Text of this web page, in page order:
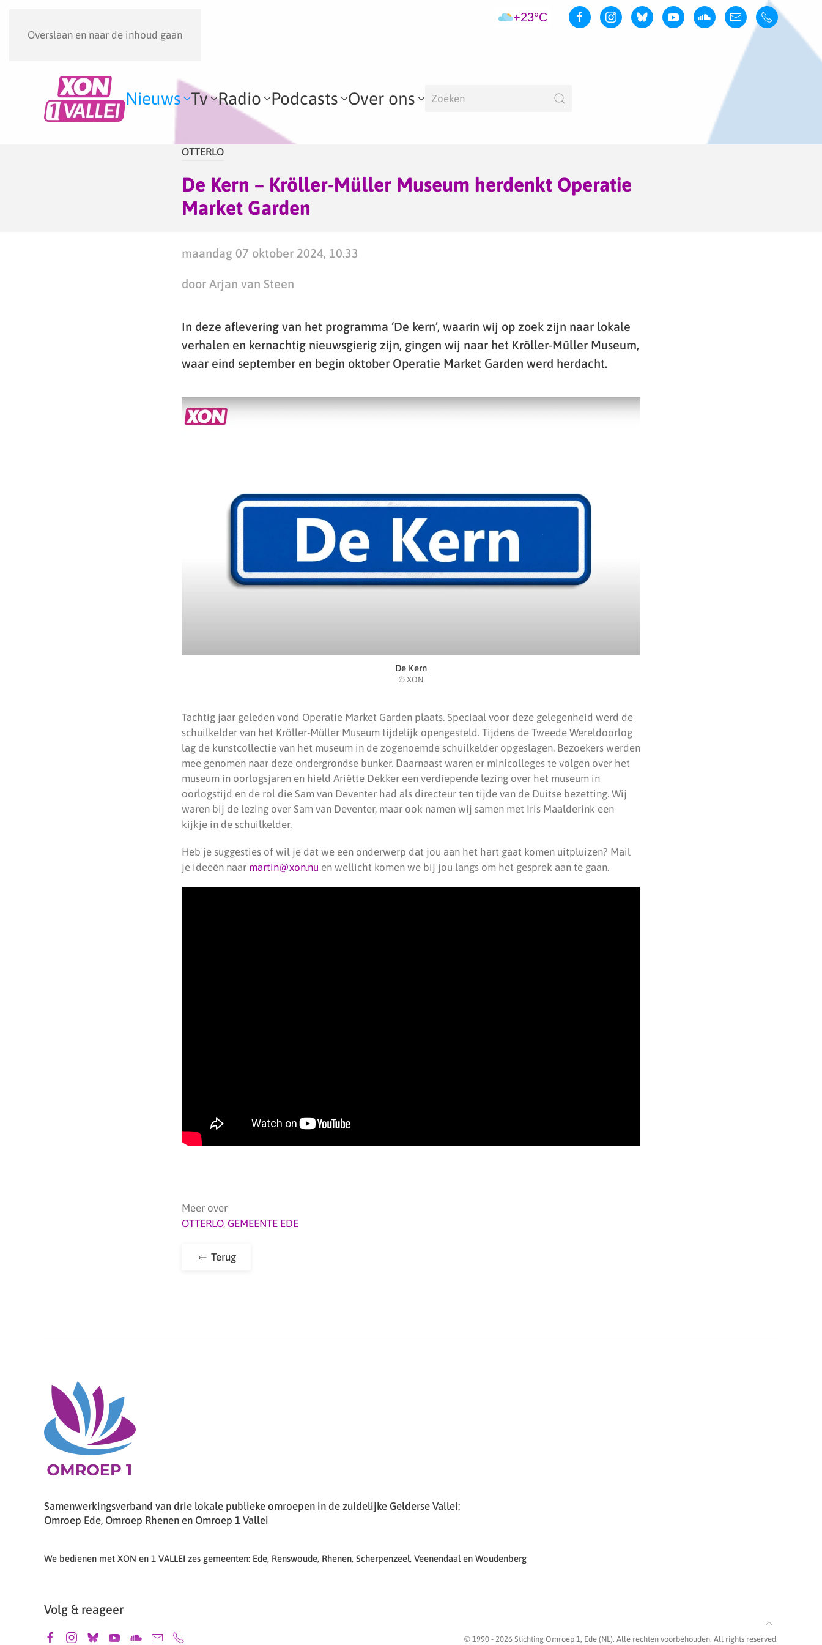
Overslaan en naar de inhoud gaan
+23°C
Nieuws Tv Radio Podcasts Over ons
OTTERLO
De Kern – Kröller-Müller Museum herdenkt Operatie
Market Garden
maandag 07 oktober 2024, 10.33
door Arjan van Steen
In deze aflevering van het programma ‘De kern’, waarin wij op zoek zijn naar lokale
verhalen en kernachtig nieuwsgierig zijn, gingen wij naar het Kröller-Müller Museum,
waar eind september en begin oktober Operatie Market Garden werd herdacht.
De Kern
© XON
Tachtig jaar geleden vond Operatie Market Garden plaats. Speciaal voor deze gelegenheid werd de
schuilkelder van het Kröller-Müller Museum tijdelijk opengesteld. Tijdens de Tweede Wereldoorlog
lag de kunstcollectie van het museum in de zogenoemde schuilkelder opgeslagen. Bezoekers werden
mee genomen naar deze ondergrondse bunker. Daarnaast waren er minicolleges te volgen over het
museum in oorlogsjaren en hield Ariëtte Dekker een verdiepende lezing over het museum in
oorlogstijd en de rol die Sam van Deventer had als directeur ten tijde van de Duitse bezetting. Wij
waren bij de lezing over Sam van Deventer, maar ook namen wij samen met Iris Maalderink een
kijkje in de schuilkelder.
Heb je suggesties of wil je dat we een onderwerp dat jou aan het hart gaat komen uitpluizen? Mail
je ideeën naar martin@xon.nu en wellicht komen we bij jou langs om het gesprek aan te gaan.
Meer over
OTTERLO, GEMEENTE EDE
Terug
Samenwerkingsverband van drie lokale publieke omroepen in de zuidelijke Gelderse Vallei:
Omroep Ede, Omroep Rhenen en Omroep 1 Vallei
We bedienen met XON en 1 VALLEI zes gemeenten: Ede, Renswoude, Rhenen, Scherpenzeel, Veenendaal en Woudenberg
Volg & reageer
© 1990 - 2026 Stichting Omroep 1, Ede (NL). Alle rechten voorbehouden. All rights reserved.